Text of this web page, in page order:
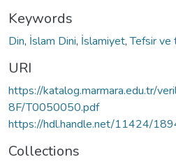
Keywords
Din, İslam Dini, İslamiyet,Tefsir ve
URI
https://katalog.marmara.edu.tr/
8F/T0050050.pdf
https://hdl.handle.net/11424/
Collections